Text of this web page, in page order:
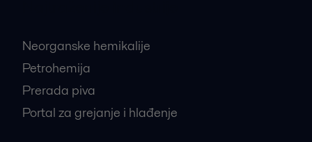
Neorganske hemikalije
Petrohemija
Prerada piva
Portal za grejanje i hlađenje